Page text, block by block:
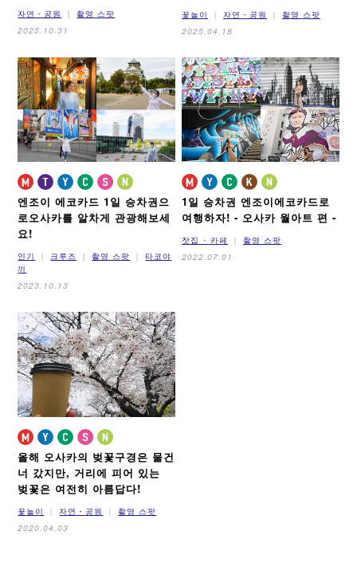
자연・공원
촬영 스팟
2025.10.31
꽃놀이 자연・공원
촬영 스팟
2025.04.18
엔조이 에코카드 1일 승차권으
로오사카를 알차게 관광해보세
요!
인기 크루즈 촬영 스팟
타코야
끼
2023.10.13
1일 승차권 엔조이에코카드로
여행하자! - 오사카 월아트 편 -
찻집 ･ 카페
촬영 스팟
2022.07.01
올해 오사카의 벚꽃구경은 물건
너 갔지만, 거리에 피어 있는
벚꽃은 여전히 아름답다!
꽃놀이 자연・공원
촬영 스팟
2020.04.03